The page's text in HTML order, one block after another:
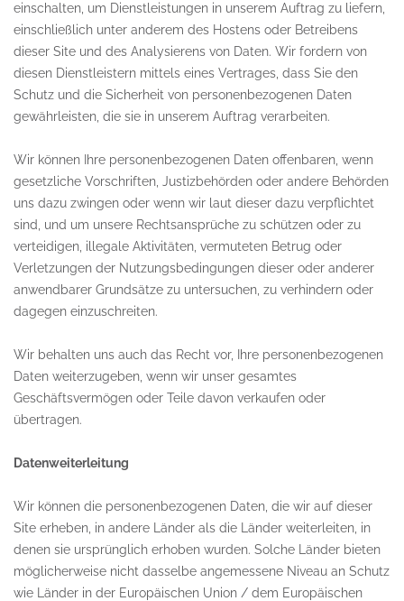
einschalten, um Dienstleistungen in unserem Auftrag zu liefern,
einschließlich unter anderem des Hostens oder Betreibens
dieser Site und des Analysierens von Daten. Wir fordern von
diesen Dienstleistern mittels eines Vertrages, dass Sie den
Schutz und die Sicherheit von personenbezogenen Daten
gewährleisten, die sie in unserem Auftrag verarbeiten.
Wir können Ihre personenbezogenen Daten offenbaren, wenn
gesetzliche Vorschriften, Justizbehörden oder andere Behörden
uns dazu zwingen oder wenn wir laut dieser dazu verpflichtet
sind, und um unsere Rechtsansprüche zu schützen oder zu
verteidigen, illegale Aktivitäten, vermuteten Betrug oder
Verletzungen der Nutzungsbedingungen dieser oder anderer
anwendbarer Grundsätze zu untersuchen, zu verhindern oder
dagegen einzuschreiten.
Wir behalten uns auch das Recht vor, Ihre personenbezogenen
Daten weiterzugeben, wenn wir unser gesamtes
Geschäftsvermögen oder Teile davon verkaufen oder
übertragen.
Datenweiterleitung
Wir können die personenbezogenen Daten, die wir auf dieser
Site erheben, in andere Länder als die Länder weiterleiten, in
denen sie ursprünglich erhoben wurden. Solche Länder bieten
möglicherweise nicht dasselbe angemessene Niveau an Schutz
wie Länder in der Europäischen Union / dem Europäischen